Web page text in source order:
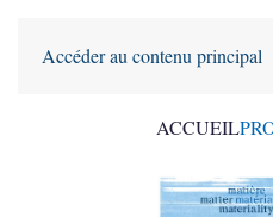
Accéder au contenu principal
Parrainé par le
le Ministère de
le Ministère de
ACCUEIL